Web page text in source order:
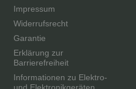
Impressum
Widerrufsrecht
Garantie
Erklärung zur
Barrierefreiheit
Informationen zu Elektro-